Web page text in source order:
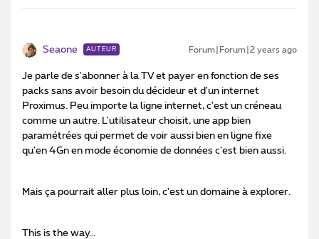
Seaone AUTEUR Forum|Forum|2 years ago
Je parle de s'abonner à la TV et payer en fonction de ses
packs sans avoir besoin du décideur et d'un internet
Proximus. Peu importe la ligne internet, c'est un créneau
comme un autre. L'utilisateur choisit, une app bien
paramétrées qui permet de voir aussi bien en ligne fixe
qu'en 4Gn en mode économie de données c'est bien aussi.
Mais ça pourrait aller plus loin, c'est un domaine à explorer.
This is the way…